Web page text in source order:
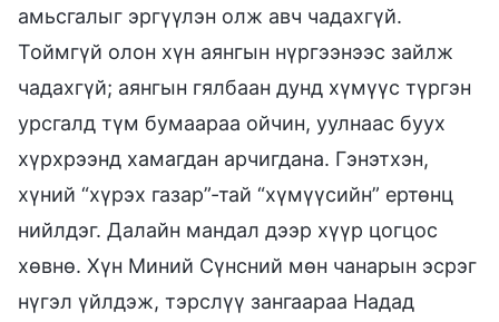
амьсгалыг эргүүлэн олж авч чадахгүй.
Тоймгүй олон хүн аянгын нүргээнээс зайлж
чадахгүй; аянгын гялбаан дунд хүмүүс түргэн
урсгалд түм бумаараа ойчин, уулнаас буух
хүрхрээнд хамагдан арчигдана. Гэнэтхэн,
хүний “хүрэх газар”-тай “хүмүүсийн” ертөнц
нийлдэг. Далайн мандал дээр хүүр цогцос
хөвнө. Хүн Миний Сүнсний мөн чанарын эсрэг
нүгэл үйлдэж, тэрслүү зангаараа Надад